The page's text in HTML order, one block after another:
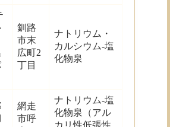
釧路
市末
広町2
丁目
ナトリウム・
カルシウム-塩
化物泉
網走
市呼
ナトリウム-塩
化物泉（アル